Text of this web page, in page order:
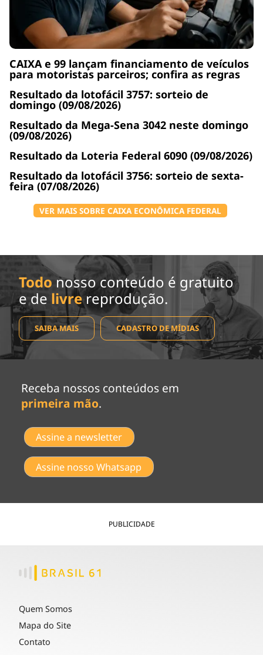
CAIXA e 99 lançam financiamento de veículos
para motoristas parceiros; confira as regras
Resultado da lotofácil 3757: sorteio de
domingo (09/08/2026)
Resultado da Mega-Sena 3042 neste domingo
(09/08/2026)
Resultado da Loteria Federal 6090 (09/08/2026)
Resultado da lotofácil 3756: sorteio de sexta-
feira (07/08/2026)
VER MAIS SOBRE CAIXA ECONÔMICA FEDERAL
Todo nosso conteúdo é gratuito
e de livrereprodução.
SAIBA MAIS CADASTRO DE MÍDIAS
Receba nossos conteúdos em
primeira mão.
Assine a newsletter
Assine nosso Whatsapp
PUBLICIDADE
Quem Somos
Mapa do Site
Contato